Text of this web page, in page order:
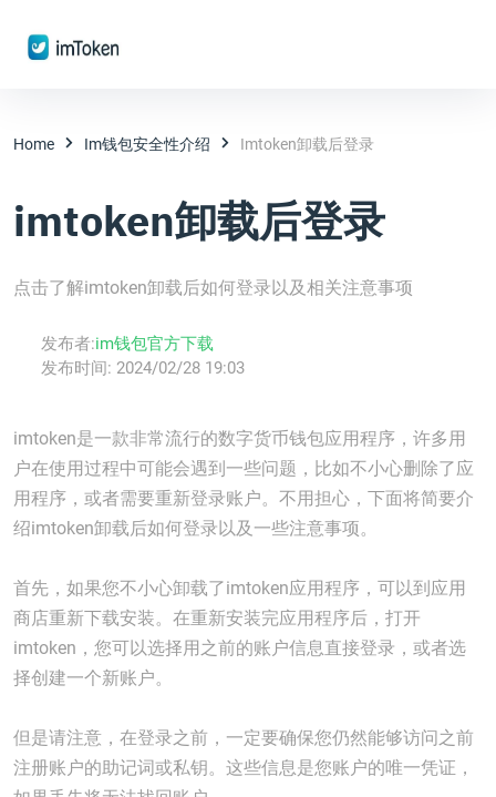
Home Im钱包安全性介绍 Imtoken卸载后登录
imtoken卸载后登录
点击了解imtoken卸载后如何登录以及相关注意事项
发布者:im钱包官方下载
发布时间: 2024/02/28 19:03
imtoken是一款非常流行的数字货币钱包应用程序，许多用
户在使用过程中可能会遇到一些问题，比如不小心删除了应
用程序，或者需要重新登录账户。不用担心，下面将简要介
绍imtoken卸载后如何登录以及一些注意事项。
首先，如果您不小心卸载了imtoken应用程序，可以到应用
商店重新下载安装。在重新安装完应用程序后，打开
imtoken，您可以选择用之前的账户信息直接登录，或者选
择创建一个新账户。
但是请注意，在登录之前，一定要确保您仍然能够访问之前
注册账户的助记词或私钥。这些信息是您账户的唯一凭证，